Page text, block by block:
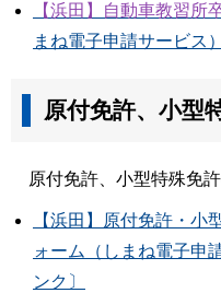
【浜田】自動車教習所
まね電子申請サービス
原付免許、小型
原付免許、小型特殊免
【浜田】原付免許・小
ォーム（しまね電子申
ンク〕